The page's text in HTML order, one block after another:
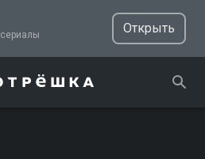
ТВ, фильмы и сериалы
Открыть